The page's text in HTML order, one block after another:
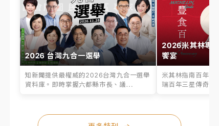
2026 台灣九合一選舉
知新聞提供最權威的2026台灣九合一選舉
資料庫。即時掌握六都縣市長、議...
2026米其林專
饗宴
米其林指南百年之
瑞百年三星傳奇、